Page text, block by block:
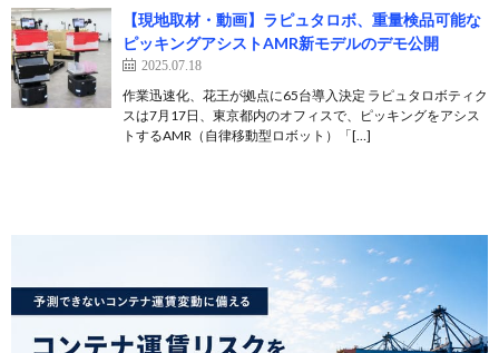
【現地取材・動画】ラピュタロボ、重量検品可能な
ピッキングアシストAMR新モデルのデモ公開
2025.07.18
作業迅速化、花王が拠点に65台導入決定 ラピュタロボティク
スは7月17日、東京都内のオフィスで、ピッキングをアシス
トするAMR（自律移動型ロボット）「[…]